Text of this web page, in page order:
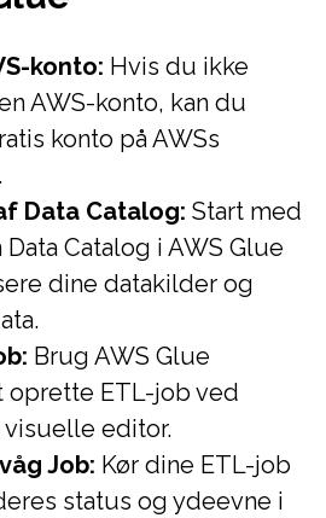
konto: Hvis du ikke
AWS-konto, kan du
konto på AWSs
Data Catalog: Start med
Catalog i AWS Glue
dine datakilder og
Brug AWS Glue
oprette ETL-job ved
editor.
Job: Kør dine ETL-job
status og ydeevne i